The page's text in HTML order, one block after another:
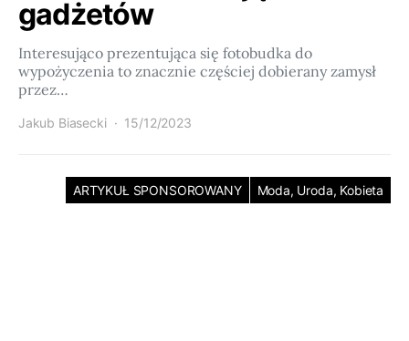
gadżetów
Interesująco prezentująca się fotobudka do
wypożyczenia to znacznie częściej dobierany zamysł
przez…
Jakub Biasecki 15/12/2023
ARTYKUŁ SPONSOROWANY Moda, Uroda, Kobieta